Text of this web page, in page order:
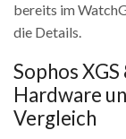
bereits im
die Details.
Sophos
Hardware
Vergleich